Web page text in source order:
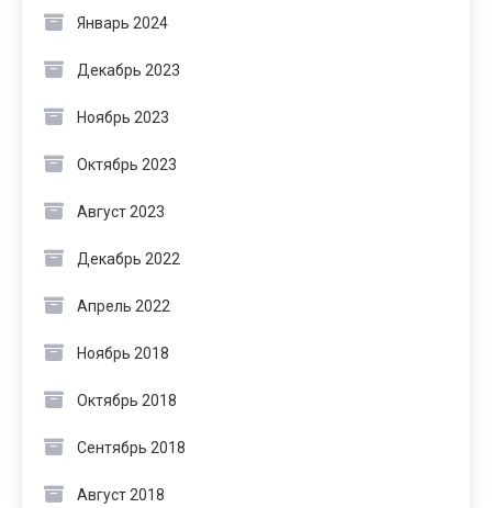
Январь 2024
Декабрь 2023
Ноябрь 2023
Октябрь 2023
Август 2023
Декабрь 2022
Апрель 2022
Ноябрь 2018
Октябрь 2018
Сентябрь 2018
Август 2018